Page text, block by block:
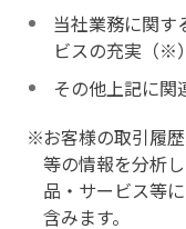
当社業務に関す
ビスの充実（※）
その他上記に関
お客様の取引履
等の情報を分析
品・サービス等
含みます。